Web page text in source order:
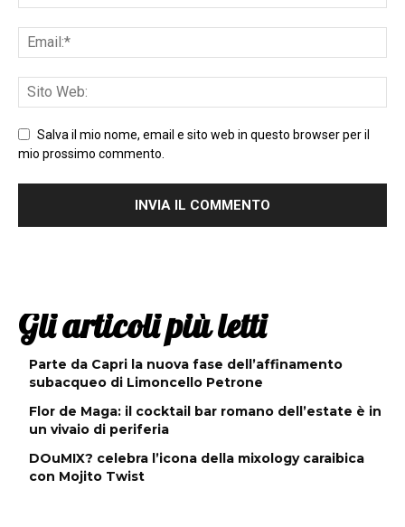
Salva il mio nome, email e sito web in questo browser per il
mio prossimo commento.
Gli articoli più letti
Parte da Capri la nuova fase dell’affinamento
subacqueo di Limoncello Petrone
Flor de Maga: il cocktail bar romano dell’estate è in
un vivaio di periferia
DOuMIX? celebra l’icona della mixology caraibica
con Mojito Twist